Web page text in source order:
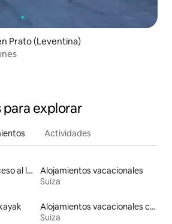
Prato (Leventina)
explorar
Actividades
Alojamientos con acceso al lago
Alojamientos vacacionales
Suiza
Alojamientos vacacionales con piscina
Suiza